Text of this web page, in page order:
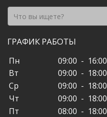
ГРАФИК РАБОТЫ
Пн
09:00 - 16:00
Вт
09:00 - 18:00
Ср
09:00 - 18:00
Чт
09:00 - 18:00
Пт
08:00 - 18:00